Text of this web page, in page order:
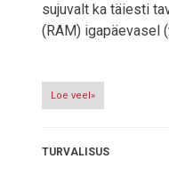
sujuvalt ka täiesti
(RAM) igapäevasel
Loe veel»
TURVALISUS